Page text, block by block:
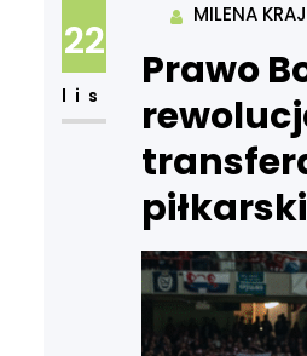
22
lis
MILENA
Prawo